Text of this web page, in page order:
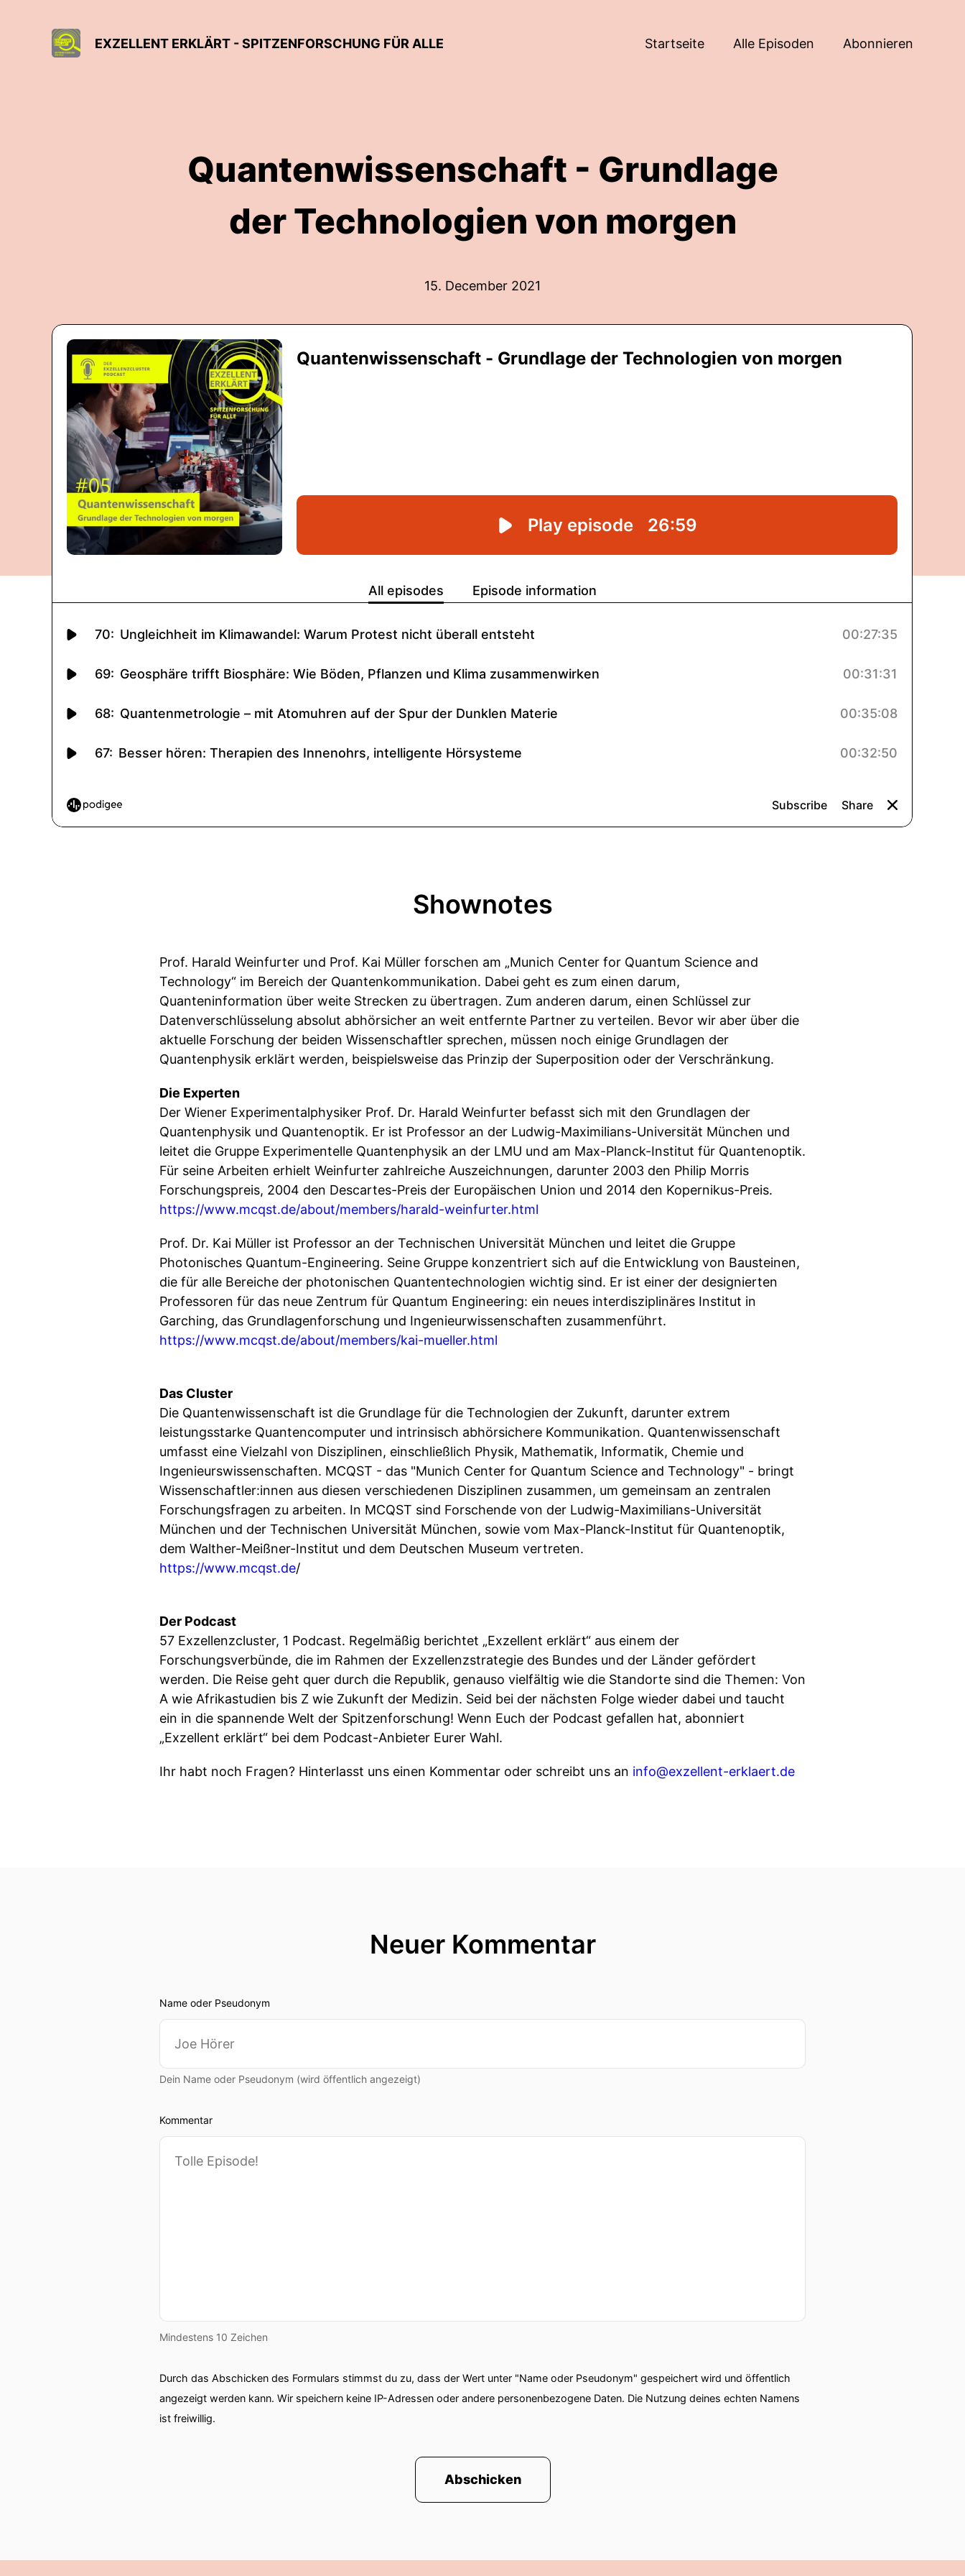
EXZELLENT ERKLÄRT - SPITZENFORSCHUNG FÜR ALLE Startseite Alle Episoden Abonnieren
Quantenwissenschaft - Grundlage
der Technologien von morgen
15. December 2021
Shownotes
Prof. Harald Weinfurter und Prof. Kai Müller forschen am „Munich Center for Quantum Science and
Technology“ im Bereich der Quantenkommunikation. Dabei geht es zum einen darum,
Quanteninformation über weite Strecken zu übertragen. Zum anderen darum, einen Schlüssel zur
Datenverschlüsselung absolut abhörsicher an weit entfernte Partner zu verteilen. Bevor wir aber über die
aktuelle Forschung der beiden Wissenschaftler sprechen, müssen noch einige Grundlagen der
Quantenphysik erklärt werden, beispielsweise das Prinzip der Superposition oder der Verschränkung.
Die Experten
Der Wiener Experimentalphysiker Prof. Dr. Harald Weinfurter befasst sich mit den Grundlagen der
Quantenphysik und Quantenoptik. Er ist Professor an der Ludwig-Maximilians-Universität München und
leitet die Gruppe Experimentelle Quantenphysik an der LMU und am Max-Planck-Institut für Quantenoptik.
Für seine Arbeiten erhielt Weinfurter zahlreiche Auszeichnungen, darunter 2003 den Philip Morris
Forschungspreis, 2004 den Descartes-Preis der Europäischen Union und 2014 den Kopernikus-Preis.
https://www.mcqst.de/about/members/harald-weinfurter.html
Prof. Dr. Kai Müller ist Professor an der Technischen Universität München und leitet die Gruppe
Photonisches Quantum-Engineering. Seine Gruppe konzentriert sich auf die Entwicklung von Bausteinen,
die für alle Bereiche der photonischen Quantentechnologien wichtig sind. Er ist einer der designierten
Professoren für das neue Zentrum für Quantum Engineering: ein neues interdisziplinäres Institut in
Garching, das Grundlagenforschung und Ingenieurwissenschaften zusammenführt.
https://www.mcqst.de/about/members/kai-mueller.html
Das Cluster
Die Quantenwissenschaft ist die Grundlage für die Technologien der Zukunft, darunter extrem
leistungsstarke Quantencomputer und intrinsisch abhörsichere Kommunikation. Quantenwissenschaft
umfasst eine Vielzahl von Disziplinen, einschließlich Physik, Mathematik, Informatik, Chemie und
Ingenieurswissenschaften. MCQST - das "Munich Center for Quantum Science and Technology" - bringt
Wissenschaftler:innen aus diesen verschiedenen Disziplinen zusammen, um gemeinsam an zentralen
Forschungsfragen zu arbeiten. In MCQST sind Forschende von der Ludwig-Maximilians-Universität
München und der Technischen Universität München, sowie vom Max-Planck-Institut für Quantenoptik,
dem Walther-Meißner-Institut und dem Deutschen Museum vertreten.
https://www.mcqst.de/
Der Podcast
57 Exzellenzcluster, 1 Podcast. Regelmäßig berichtet „Exzellent erklärt“ aus einem der
Forschungsverbünde, die im Rahmen der Exzellenzstrategie des Bundes und der Länder gefördert
werden. Die Reise geht quer durch die Republik, genauso vielfältig wie die Standorte sind die Themen: Von
A wie Afrikastudien bis Z wie Zukunft der Medizin. Seid bei der nächsten Folge wieder dabei und taucht
ein in die spannende Welt der Spitzenforschung! Wenn Euch der Podcast gefallen hat, abonniert
„Exzellent erklärt“ bei dem Podcast-Anbieter Eurer Wahl.
Ihr habt noch Fragen? Hinterlasst uns einen Kommentar oder schreibt uns an info@exzellent-erklaert.de
Neuer Kommentar
Name oder Pseudonym
Dein Name oder Pseudonym (wird öffentlich angezeigt)
Kommentar
Mindestens 10 Zeichen
Durch das Abschicken des Formulars stimmst du zu, dass der Wert unter "Name oder Pseudonym" gespeichert wird und öffentlich
angezeigt werden kann. Wir speichern keine IP-Adressen oder andere personenbezogene Daten. Die Nutzung deines echten Namens
ist freiwillig.
Abschicken